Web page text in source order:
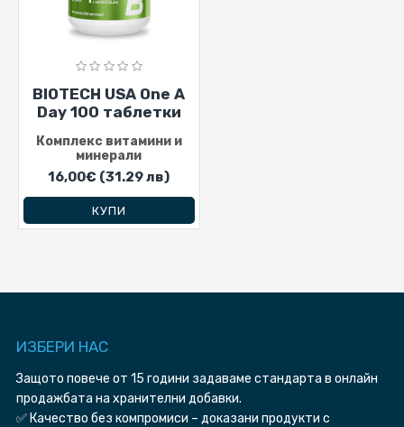
BIOTECH USA One A
Day 100 таблетки
Комплекс витамини и
минерали
16,00€ (31.29 лв)
КУПИ
ИЗБЕРИ HAC
Защото повече от 15 години задаваме стандарта в онлайн
продажбата на хранителни добавки.
✅ Качество без компромиси – доказани продукти с